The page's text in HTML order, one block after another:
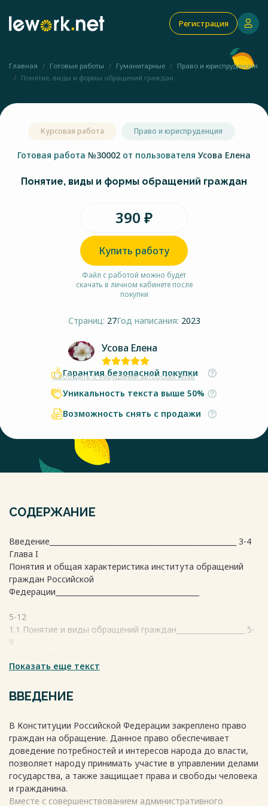
Регистрация
Главная Готовые работы Гуманитарные
Право и юриспруденция
Понятие, виды и формы обращений граждан
Курсовая работа Право и юриспруденция
Готовая работа №30002 от пользователя Усова Елена
Понятие, виды и формы обращений граждан
390 ₽
Купить работу
Файл с работой можно будет
скачать в личном кабинете после
покупки
Страниц: 27Год написания: 2023
Усова Елена
Сообщить о нарушении авторских прав
Гарантия безопасной покупки
Уникальность текста выше 50%
Возможность снять с продажи
СОДЕРЖАНИЕ
Введение____________________________________________________ 3-4
Глава I
Понятия и общая характеристика института обращений
граждан Российской
Федерации________________________________________
5-12
1.1 Понятие и виды обращений граждан___________________ 5-
9
12
Порядок рассмотрения обращения граждан Российской
Федерации__
2.1 Нормативные акты, регламентирующие вопросы и
правила работы с обращениями граждан. Особенности
административного порядка рассмотрения обращений
граждан___________________________________________
13-19
2.2 Судебное обжалование незаконных действий
Показать еще текст
ВВЕДЕНИЕ
В Конституции Российской Федерации закреплено право
граждан на обращение. Данное право обеспечивает
доведение потребностей и интересов народа до власти,
позволяет народу принимать участие в управлении делами
государства, а также защищает права и свободы человека
и гражданина.
Вместе с совершенствованием административного